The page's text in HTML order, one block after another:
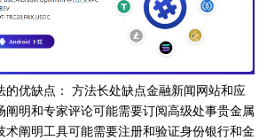
的优缺点： 方法长处缺点金融新闻网站和应
阐明和专家评论可能需要订阅高级处事贵金属
术阐明工具可能需要注册和验证身份银行和金